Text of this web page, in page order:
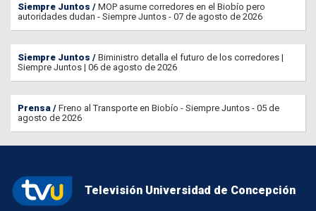
Siempre Juntos
MOP asume corredores en el Biobío pero
autoridades dudan - Siempre Juntos - 07 de agosto de 2026
Siempre Juntos
Biministro detalla el futuro de los corredores |
Siempre Juntos | 06 de agosto de 2026
Prensa
Freno al Transporte en Biobío - Siempre Juntos - 05 de
agosto de 2026
Televisión Universidad de Concepción